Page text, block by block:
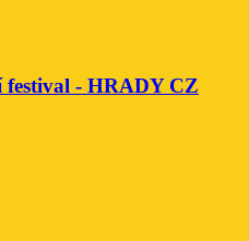
festival - HRADY CZ